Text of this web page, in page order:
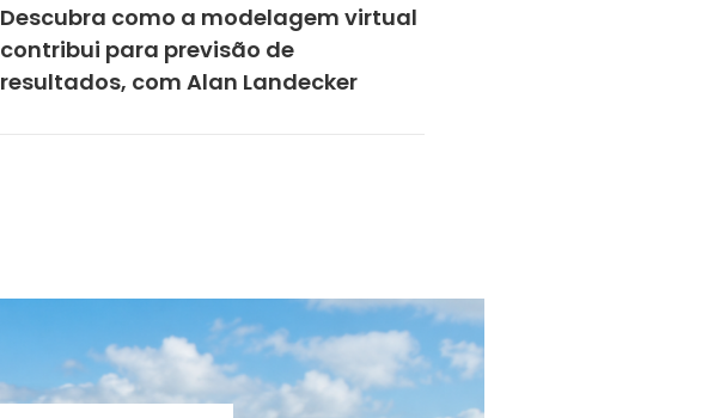
Descubra como a modelagem virtual
contribui para previsão de
resultados, com Alan Landecker